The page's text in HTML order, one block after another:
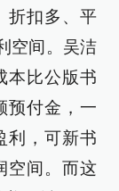
折扣多、平
空间。吴洁
本比公版书
预付金，一
利，可新书
空间。而这